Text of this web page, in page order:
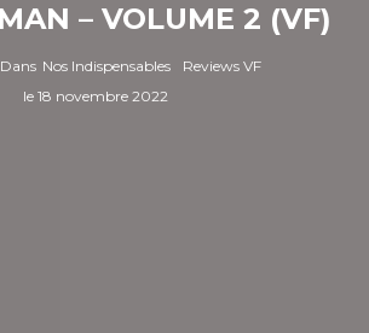
– VOLUME 2 (VF)
Dans Nos Indispensables
Reviews VF
le 18 novembre 2022